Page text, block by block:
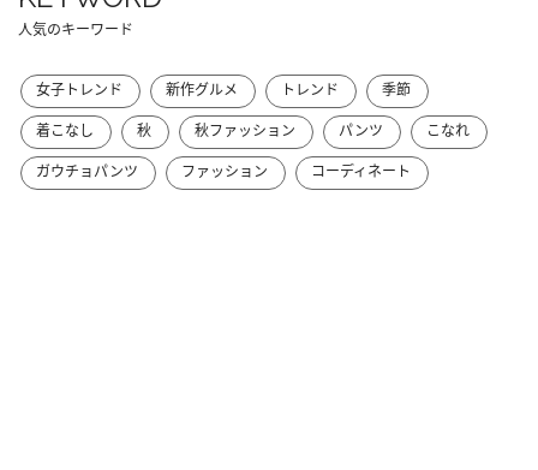
人気のキーワード
女子トレンド 新作グルメ トレンド
季節
着こなし
秋 秋ファッション パンツ
こなれ
ガウチョパンツ
ファッション コーディネート